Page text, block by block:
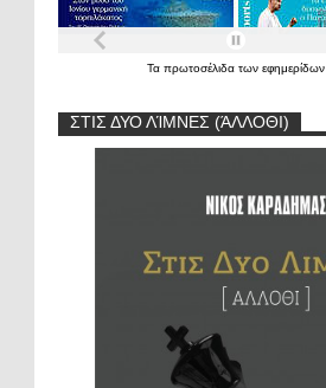
Τα πρωτοσέλιδα των εφημερίδων
ΣΤΙΣ ΔΥΟ ΛΊΜΝΕΣ (ΆΛΛΟΘΙ)